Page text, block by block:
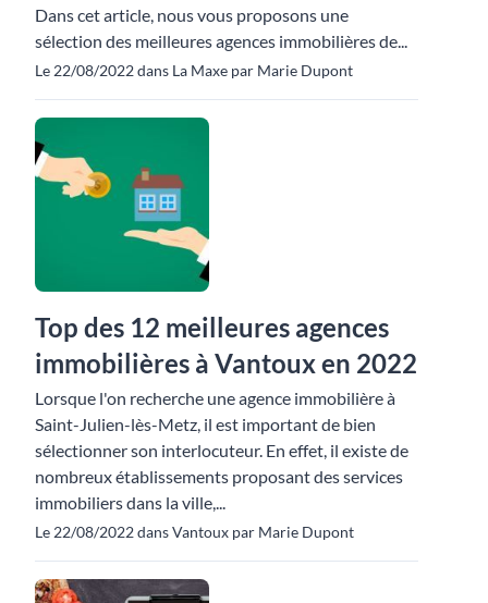
Dans cet article, nous vous proposons une
sélection des meilleures agences immobilières de...
Le 22/08/2022 dans La Maxe par Marie Dupont
Top des 12 meilleures agences
immobilières à Vantoux en 2022
Lorsque l'on recherche une agence immobilière à
Saint-Julien-lès-Metz, il est important de bien
sélectionner son interlocuteur. En effet, il existe de
nombreux établissements proposant des services
immobiliers dans la ville,...
Le 22/08/2022 dans Vantoux par Marie Dupont